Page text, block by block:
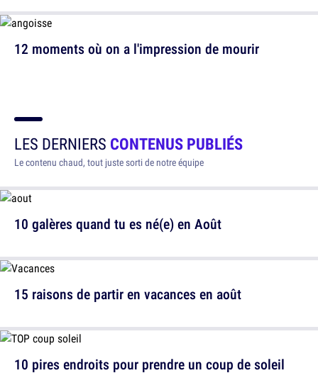
12 moments où on a l'impression de mourir
LES DERNIERS CONTENUS PUBLIÉS
Le contenu chaud, tout juste sorti de notre équipe
10 galères quand tu es né(e) en Août
10 pires endroits pour prendre un coup de soleil
15 raisons de partir en vacances en août